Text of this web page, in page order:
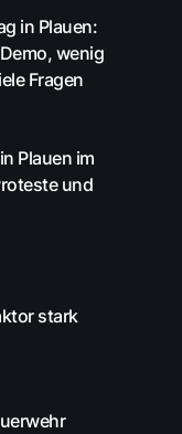
in Plauen:
wenig
Fragen
Plauen im
und
stark